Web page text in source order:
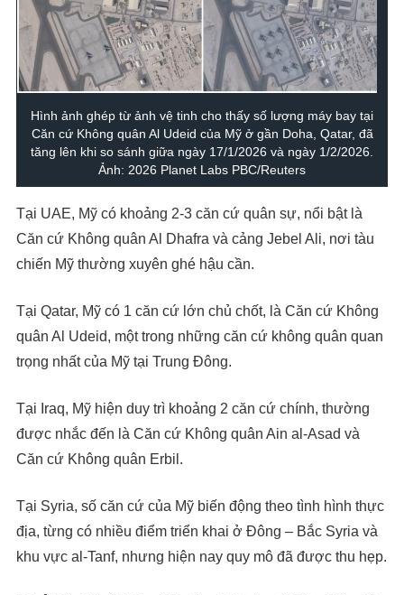
Hình ảnh ghép từ ảnh vệ tinh cho thấy số lượng máy bay tại
Căn cứ Không quân Al Udeid của Mỹ ở gần Doha, Qatar, đã
tăng lên khi so sánh giữa ngày 17/1/2026 và ngày 1/2/2026.
Ảnh: 2026 Planet Labs PBC/Reuters
Tại UAE, Mỹ có khoảng 2-3 căn cứ quân sự, nổi bật là
Căn cứ Không quân Al Dhafra và cảng Jebel Ali, nơi tàu
chiến Mỹ thường xuyên ghé hậu cần.
Tại Qatar, Mỹ có 1 căn cứ lớn chủ chốt, là Căn cứ Không
quân Al Udeid, một trong những căn cứ không quân quan
trọng nhất của Mỹ tại Trung Đông.
Tại Iraq, Mỹ hiện duy trì khoảng 2 căn cứ chính, thường
được nhắc đến là Căn cứ Không quân Ain al-Asad và
Căn cứ Không quân Erbil.
Tại Syria, số căn cứ của Mỹ biến động theo tình hình thực
địa, từng có nhiều điểm triển khai ở Đông – Bắc Syria và
khu vực al-Tanf, nhưng hiện nay quy mô đã được thu hẹp.